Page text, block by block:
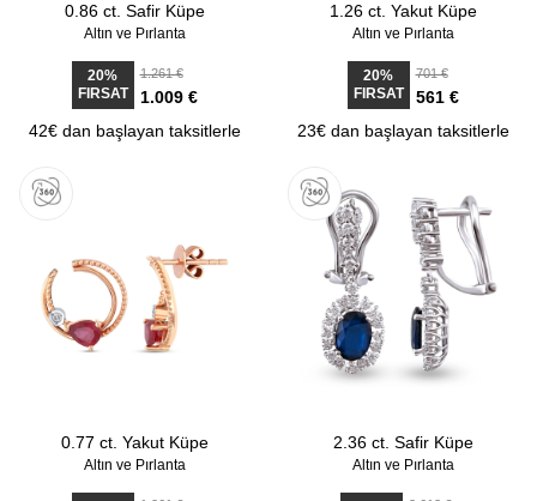
0.86 ct. Safir Küpe
Altın ve Pırlanta
20%
FIRSAT
1.261 €
1.009 €
42€ dan başlayan taksitlerle
1.26 ct. Yakut Küpe
Altın ve Pırlanta
20%
FIRSAT
701 €
561 €
23€ dan başlayan taksitlerle
0.77 ct. Yakut Küpe
Altın ve Pırlanta
2.36 ct. Safir Küpe
Altın ve Pırlanta